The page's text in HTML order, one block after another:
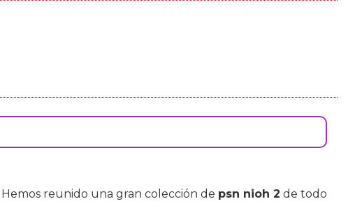
reunido una gran colección de psn nioh 2 de todo